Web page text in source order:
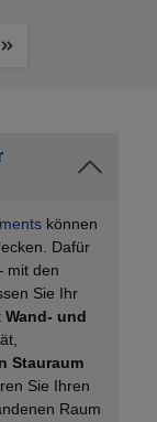
können
Dafür
mit den
Sie Ihr
Wand- und
Stauraum
Sie Ihren
Raum